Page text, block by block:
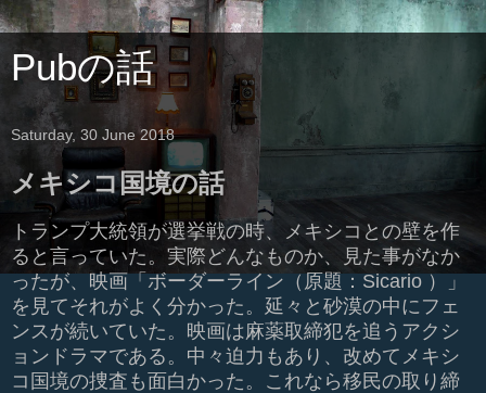
Pubの話
Saturday, 30 June 2018
メキシコ国境の話
トランプ大統領が選挙戦の時、メキシコとの壁を作
ると言っていた。実際どんなものか、見た事がなか
ったが、映画「ボーダーライン（原題：Sicario ）」
を見てそれがよく分かった。延々と砂漠の中にフェ
ンスが続いていた。映画は麻薬取締犯を追うアクシ
ョンドラマである。中々迫力もあり、改めてメキシ
コ国境の捜査も面白かった。これなら移民の取り締